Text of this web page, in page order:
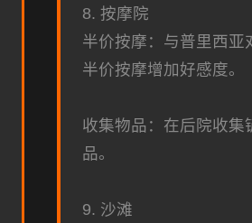
8. 按摩院
半价按摩：与普里西亚
半价按摩增加好感度。
收集物品：在后院收集
品。
9. 沙滩